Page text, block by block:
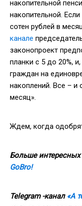
накопительной
накопительной.
сотен рублей в
канале
законопроект
планки с 5 до 20%,
граждан на
накоплений. Все – и
месяц».
Ждем, когда
Больше
GoBro!
Telegram -канал «А